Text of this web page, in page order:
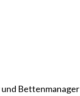
und Bettenmanager